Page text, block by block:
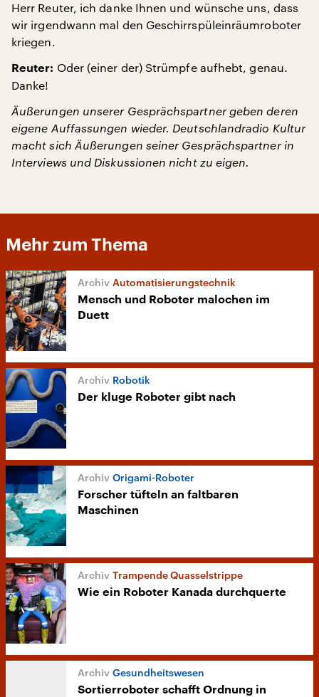
Herr Reuter, ich danke Ihnen und wünsche uns, dass
wir irgendwann mal den Geschirrspüleinräumroboter
kriegen.
Reuter: Oder (einer der) Strümpfe aufhebt, genau.
Danke!
Äußerungen unserer Gesprächspartner geben deren
eigene Auffassungen wieder. Deutschlandradio Kultur
macht sich Äußerungen seiner Gesprächspartner in
Interviews und Diskussionen nicht zu eigen.
Mehr zum Thema
Automatisierungstechnik
Mensch und Roboter malochen im
Duett
Robotik
Der kluge Roboter gibt nach
Origami-Roboter
Forscher tüfteln an faltbaren
Maschinen
Trampende Quasselstrippe
Wie ein Roboter Kanada durchquerte
Gesundheitswesen
Sortierroboter schafft Ordnung in